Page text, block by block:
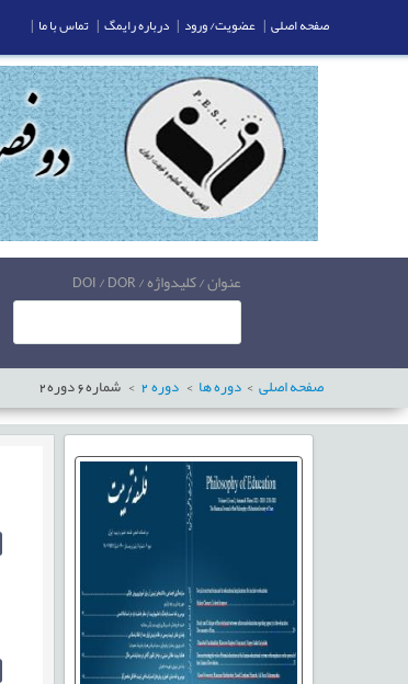
عنوان / کلیدواژه / DOI / DOR
صفحه اصلی دوره ها دوره شماره6دوره2
صفحه اصلی | عضویت/ ورود | درباره رایمگ | تماس با ما |